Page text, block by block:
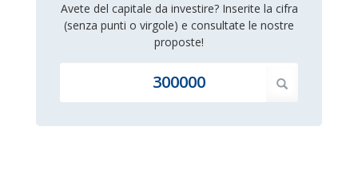
Avete del capitale da investire? Inserite la cifra
(senza punti o virgole) e consultate le nostre
proposte!